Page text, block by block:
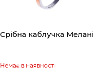
Срібна каблучка Мелані
Немає в наявності